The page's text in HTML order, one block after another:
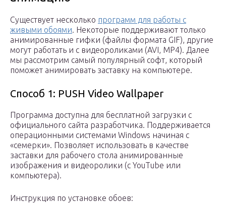
Существует несколько программ для работы с
живыми обоями . Некоторые поддерживают только
анимированные гифки (файлы формата GIF), другие
могут работать и с видеороликами (AVI, MP4). Далее
мы рассмотрим самый популярный софт, который
поможет анимировать заставку на компьютере.
Способ 1: PUSH Video Wallpaper
Программа доступна для бесплатной загрузки с
официального сайта разработчика. Поддерживается
операционными системами Windows начиная с
«семерки». Позволяет использовать в качестве
заставки для рабочего стола анимированные
изображения и видеоролики (с YouTube или
компьютера).
Инструкция по установке обоев: